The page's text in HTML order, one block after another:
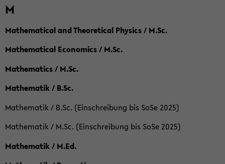
M
Mathematical and Theoretical Physics / M.Sc.
Mathematical Economics / M.Sc.
Mathematics / M.Sc.
Mathematik / B.Sc.
Mathematik / B.Sc. (Einschreibung bis SoSe 2025)
Mathematik / M.Sc. (Einschreibung bis SoSe 2025)
Mathematik / M.Ed.